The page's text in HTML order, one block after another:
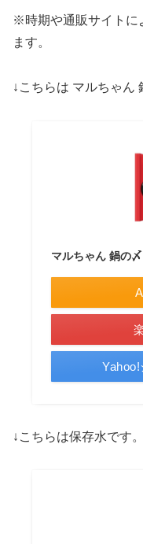
※時期や通販サイトに
ます。
↓こちらは マルちゃん
マルちゃん 鍋の
Yahoo!
↓こちらは保存水です。